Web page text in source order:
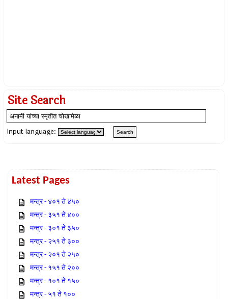
Site Search
Input language:
Latest Pages
मन्त्र - ४०१ ते ४५०
मन्त्र - ३५१ ते ४००
मन्त्र - ३०१ ते ३५०
मन्त्र - २५१ ते ३००
मन्त्र - २०१ ते २५०
मन्त्र - १५१ ते २००
मन्त्र - १०१ ते १५०
मन्त्र - ५१ ते १००